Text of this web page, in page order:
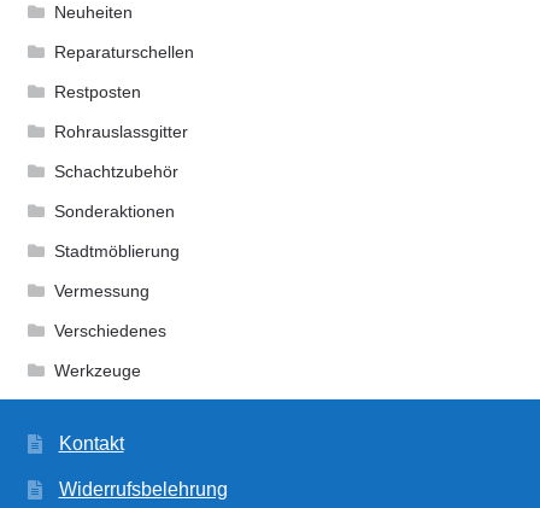
Neuheiten
Reparaturschellen
Restposten
Rohrauslassgitter
Schachtzubehör
Sonderaktionen
Stadtmöblierung
Vermessung
Verschiedenes
Werkzeuge
Kontakt
Widerrufsbelehrung